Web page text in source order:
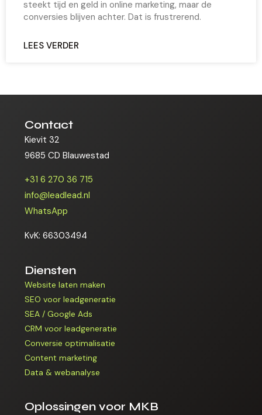
steekt tijd en geld in online marketing, maar de
conversies blijven achter. Dat is frustrerend.
LEES VERDER
Contact
Kievit 32
9685 CD Blauwestad
+31 6 270 36 715
info@leadlead.nl
WhatsApp
KvK: 66303494
Diensten
Website laten maken
SEO voor leadgeneratie
SEA / Google Ads
CRM voor leadgeneratie
Conversie optimalisatie
Content marketing
Data & webanalyse
Oplossingen voor MKB